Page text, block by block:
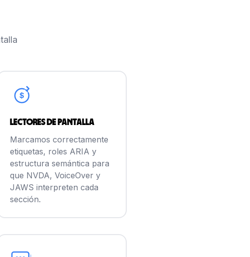
$
Lectores de pantalla
Marcamos correctamente
etiquetas, roles ARIA y
estructura semántica para
que NVDA, VoiceOver y
JAWS interpreten cada
sección.